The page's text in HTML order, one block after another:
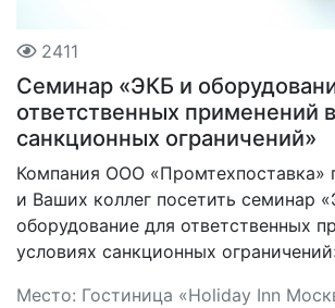
2411
Семинар «ЭКБ и
ответственных применений
санкционных ограничений»
Компания ООО «Промтехпоставка»
и Ваших коллег посетить семинар
оборудование для ответственных
условиях санкционных
Место: Гостиница «Holiday Inn